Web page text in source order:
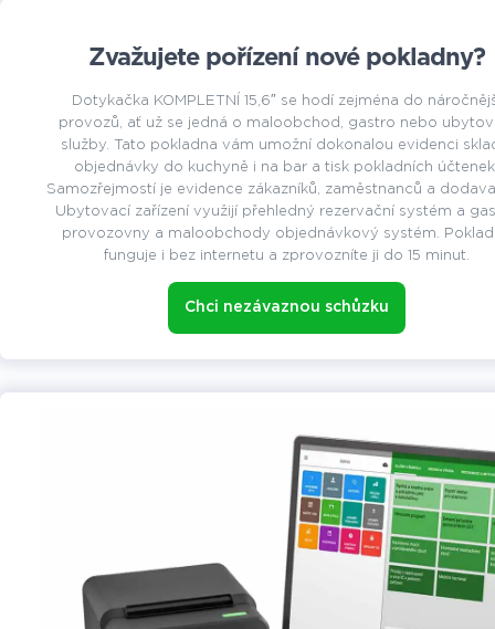
Zvažujete pořízení nové pokladny?
Dotykačka KOMPLETNÍ 15,6″ se hodí zejména do
provozů, ať už se jedná o maloobchod, gastro nebo
služby. Tato pokladna vám umožní dokonalou evidenci
objednávky do kuchyně i na bar a tisk pokladních
Samozřejmostí je evidence zákazníků, zaměstnanců a
Ubytovací zařízení využijí přehledný rezervační systém a
provozovny a maloobchody objednávkový systém.
funguje i bez internetu a zprovozníte ji do 15 minut.
Chci nezávaznou schůzku